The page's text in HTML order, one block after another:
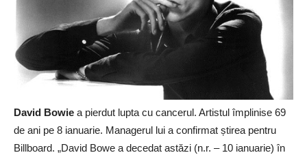
David Bowie a pierdut lupta cu cancerul. Artistul împlinise 69
de ani pe 8 ianuarie. Managerul lui a confirmat știrea pentru
Billboard. „David Bowe a decedat astăzi (n.r. – 10 ianuarie) în